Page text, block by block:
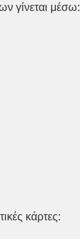
γίνεται μέσω:
κάρτες: